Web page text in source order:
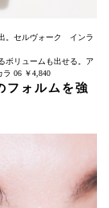
。セルヴォーク インラ
ボリュームも出せる。ア
06 ￥4,840
フォルムを強